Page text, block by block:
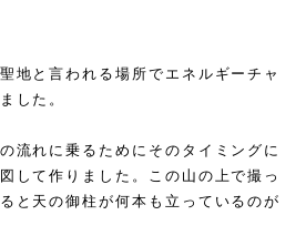
地と言われる場所でエネルギーチャ
した。
流れに乗るためにそのタイミングに
して作りました。この山の上で撮っ
と天の御柱が何本も立っているのが